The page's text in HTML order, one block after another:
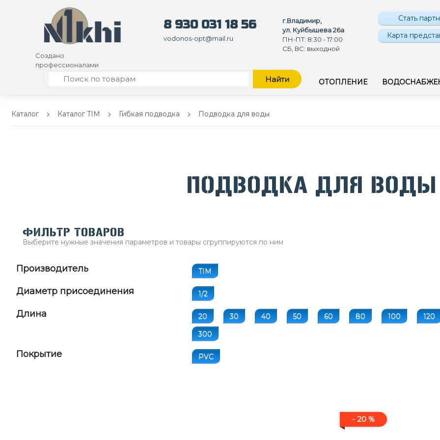
Создано
профессионалами
8 930 031 18 56
vodonos-opt@mail.ru
г.Владимир,
ул. Куйбышева 26а
ПН-ПТ: 8:30 - 17:00
СБ, ВС: выходной
Стать
Карта
Найти ОТОПЛЕНИЕ
Каталог Каталог TIM Гибкая подводка Подводка для воды
ПОДВОДКА ДЛЯ ВОДЫ
ФИЛЬТР ТОВАРОВ
Выберите нужные значения параметров и товары сгруппируются по ним
Производитель TIM
Диаметр присоединения 1/2
Длина 20 30 40 50 60 80 100 120
300
Покрытие PVC
- 20 %